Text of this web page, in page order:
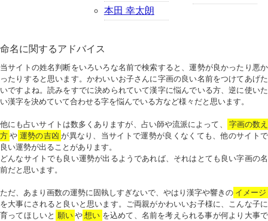
本田 幸太朗
命名に関するアドバイス
当サイトの姓名判断をいろいろな名前で検索すると、運勢が良かったり悪か
ったりすると思います。かわいいお子さんに字画の良い名前をつけてあげた
いですよね。読みをすでに決められていて漢字に悩んでいる方、逆に使いた
い漢字を決めていて合わせる字を悩んでいる方など様々だと思います。
他にも占いサイトは数多くありますが、占い師や流派によって、
字画の数え
方 や 運勢の吉凶 が異なり、当サイトで運勢が良くなくても、他のサイトで
良い運勢が出ることがあります。
どんなサイトでも良い運勢が出るようであれば、それはとても良い字画の名
前だと思います。
ただ、あまり画数の運勢に固執しすぎないで、やはり漢字や響きの イメージ
を大事にされると良いと思います。ご両親がかわいいお子様に、こんな子に
育ってほしいと 願い や 想い を込めて、名前を考えられる事が何より大事で